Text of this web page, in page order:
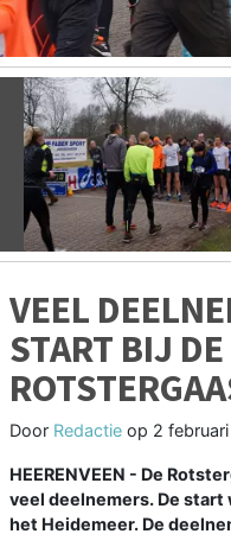
Vorige
VEEL
START BIJ DE
Door Redactie op 2
HEERENVEEN - De
veel deelnemers. De
het Heidemeer. De